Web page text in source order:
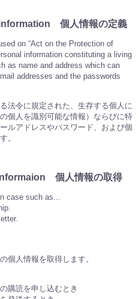
個人情報の定義
on “Act on the Protection of
information constituting a living
as name and address which can
addresses and the passwords
法令に規定された、生存する個人に
個人を識別可能な情報）ならびに特
ルアドレスやパスワード、および個
。
個人情報の取得
case such as...
個人情報を取得します。
購読を申し込むとき